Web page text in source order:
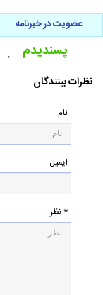
عضویت در خبرنامه
۰ پسندیدم
نظرات بینندگان
نام
ایمیل
* نظر